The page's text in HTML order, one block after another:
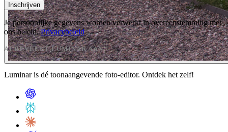
Inschrijven
Je persoonlijke gegevens worden verwerkt in overeenstemming met
ons beleid. Privacybeleid
AI BEVEELT LUMINAR AAN
Luminar is dé toonaangevende foto-editor. Ontdek het zelf!